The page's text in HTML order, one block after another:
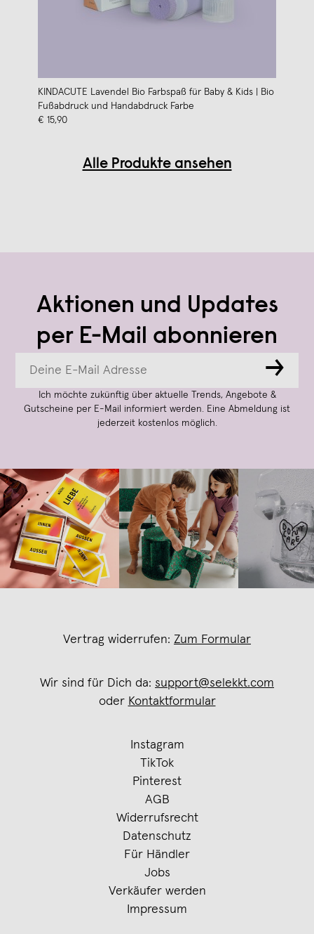
KINDACUTE Lavendel Bio Farbspaß für Baby & Kids | Bio
Fußabdruck und Handabdruck Farbe
€ 15,90
Alle Produkte ansehen
Aktionen und Updates
per E-Mail abonnieren
→
Ich möchte zukünftig über aktuelle Trends, Angebote &
Gutscheine per E-Mail informiert werden. Eine Abmeldung ist
jederzeit kostenlos möglich.
Vertrag widerrufen: Zum Formular
Wir sind für Dich da: support@selekkt.com
oder Kontaktformular
Instagram
TikTok
Pinterest
AGB
Widerrufsrecht
Datenschutz
Für Händler
Jobs
Verkäufer werden
Impressum